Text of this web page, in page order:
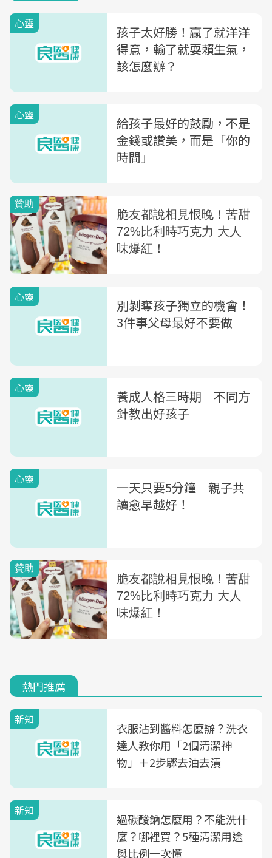
心靈
孩子太好勝！贏了就洋洋
得意，輸了就耍賴生氣，
該怎麼辦？
心靈
給孩子最好的鼓勵，不是
金錢或讚美，而是「你的
時間」
心靈
別剝奪孩子獨立的機會！
3件事父母最好不要做
心靈
養成人格三時期 不同方
針教出好孩子
心靈
一天只要5分鐘 親子共
讀愈早越好！
熱門推薦
新知
衣服沾到醬料怎麼辦？洗衣
達人教你用「2個清潔神
物」＋2步驟去油去漬
新知
過碳酸鈉怎麼用？不能洗什
麼？哪裡買？5種清潔用途
與比例一次懂